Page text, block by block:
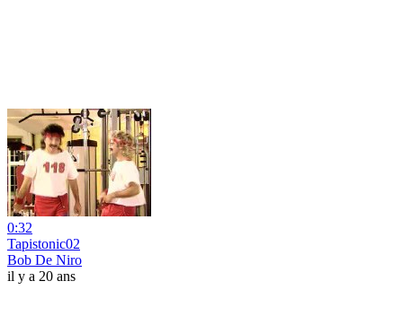
0:32
Tapistonic02
Bob De Niro
il y a 20 ans